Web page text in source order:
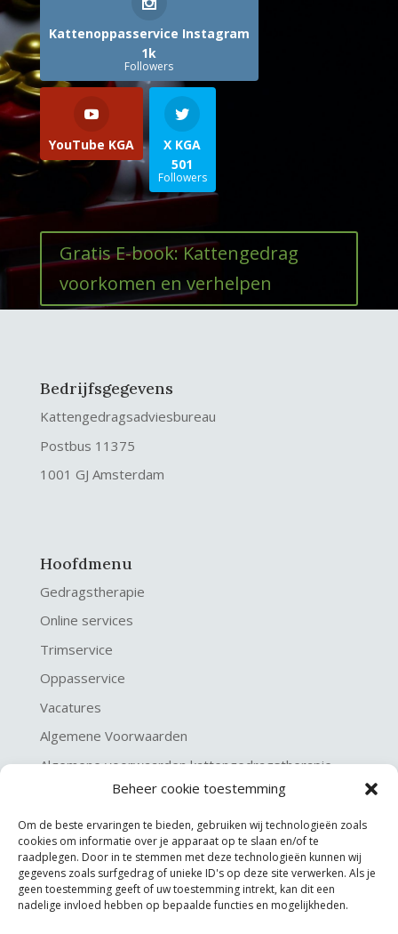
Beheer cookie toestemming
Om de beste ervaringen te bieden, gebruiken wij technologieën zoals
cookies om informatie over je apparaat op te slaan en/of te
raadplegen. Door in te stemmen met deze technologieën kunnen wij
gegevens zoals surfgedrag of unieke ID's op deze site verwerken. Als je
geen toestemming geeft of uw toestemming intrekt, kan dit een
nadelige invloed hebben op bepaalde functies en mogelijkheden.
Kattenoppasservice Instagram
1k
Followers
YouTube KGA
X KGA
501
Followers
Gratis E-book: Kattengedrag
voorkomen en verhelpen
Bedrijfsgegevens
Kattengedragsadviesbureau
Postbus 11375
1001 GJ Amsterdam
Hoofdmenu
Gedragstherapie
Online services
Trimservice
Oppasservice
Vacatures
Algemene Voorwaarden
Algemene voorwaarden kattengedragstherapie
Privacy verklaring
Disclaimer & Copyright